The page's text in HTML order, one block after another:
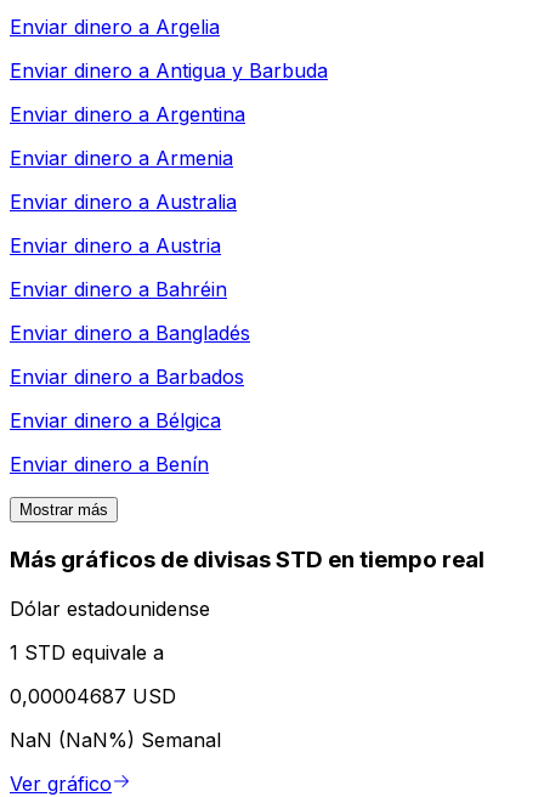
Enviar dinero a Argelia
Enviar dinero a Antigua y Barbuda
Enviar dinero a Argentina
Enviar dinero a Armenia
Enviar dinero a Australia
Enviar dinero a Austria
Enviar dinero a Bahréin
Enviar dinero a Bangladés
Enviar dinero a Barbados
Enviar dinero a Bélgica
Enviar dinero a Benín
Mostrar más
Más gráficos de divisas STD en tiempo real
Dólar estadounidense
1 STD equivale a
0,00004687 USD
NaN (NaN%) Semanal
Ver gráfico